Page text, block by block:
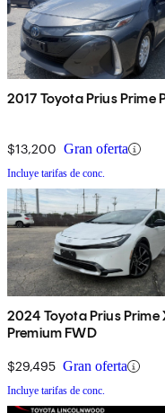
2017 Toyota Prius Prime
$13,200 Gran oferta
Incluye tarifas de conc.
2024 Toyota Prius Prime
Premium FWD
$29,495 Gran oferta
Incluye tarifas de conc.